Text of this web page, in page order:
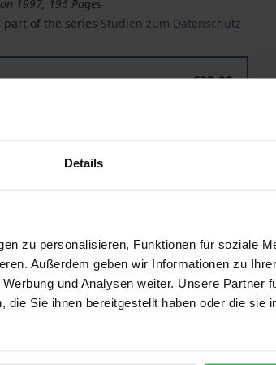
Details
zu personalisieren, Funktionen für soziale
Außerdem geben wir Informationen zu
und Analysen weiter. Unsere Partner
Sie ihnen bereitgestellt haben oder die sie
1997, 196 Pages
of the series Studien zum Datenschutz
€32.00
data